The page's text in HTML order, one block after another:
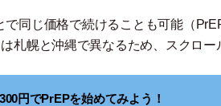
同じ価格で続けることも可能（
札幌と沖縄で異なるため、スクロー
円でPrEPを始めてみよう！